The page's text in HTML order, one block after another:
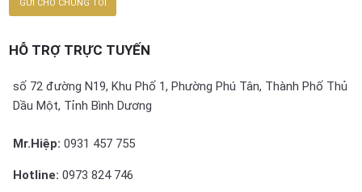
HỖ TRỢ TRỰC TUYẾN
số 72 đường N19, Khu Phố 1, Phường Phú Tân, Thành Phố Thủ
Dầu Một, Tỉnh Bình Dương
Mr.Hiệp: 0931 457 755
Hotline: 0973 824 746